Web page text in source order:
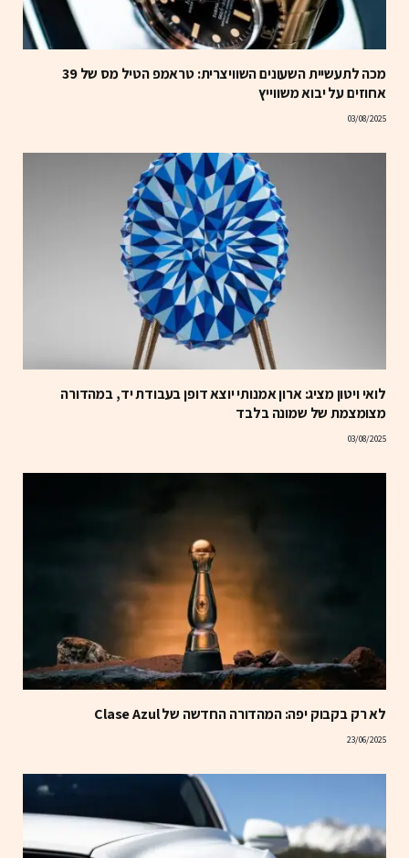
מכה לתעשיית השעונים השוויצרית: טראמפ הטיל מס של 39
אחוזים על יבוא משווייץ
03/08/2025
לואי ויטון מציג: ארון אמנותי יוצא דופן בעבודת יד, במהדורה
מצומצמת של שמונה בלבד
03/08/2025
לא רק בקבוק יפה: המהדורה החדשה של Clase Azul
23/06/2025